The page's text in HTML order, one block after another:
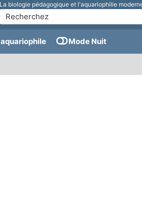
La biologie pédagogique et l'aquariophilie
Mode Nuit